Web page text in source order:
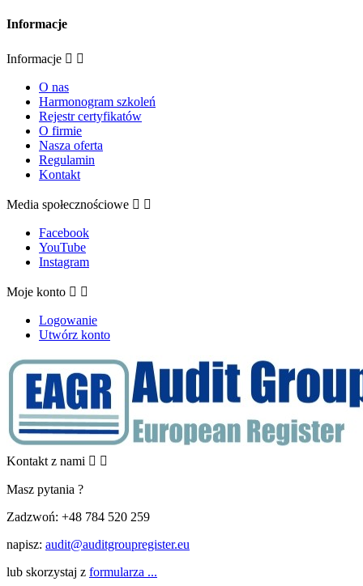
Informacje
Informacje  
O nas
Harmonogram szkoleń
Rejestr certyfikatów
O firmie
Nasza oferta
Regulamin
Kontakt
Media społecznościowe  
Facebook
YouTube
Instagram
Moje konto  
Logowanie
Utwórz konto
Kontakt z nami  
Masz pytania ?
Zadzwoń: +48 784 520 259
napisz: audit@auditgroupregister.eu
lub skorzystaj z formularza ...